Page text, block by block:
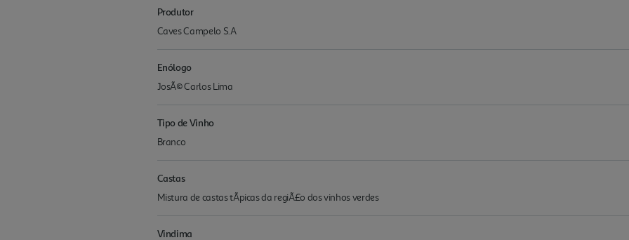
Produtor
Caves Campelo S.A
Enólogo
JosÃ© Carlos Lima
Tipo de Vinho
Branco
Castas
Mistura de castas tÃ­picas da regiÃ£o dos vinhos verdes
Vindima